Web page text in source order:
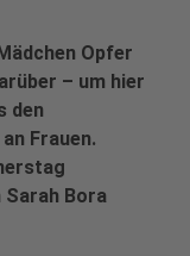
Opfer
– um hier
den
Frauen.
Bora